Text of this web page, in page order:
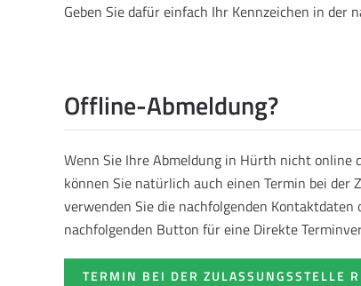
Geben Sie dafür einfach Ihr Kennzeichen in der
Offline-Abmeldung?
Wenn Sie Ihre Abmeldung in Hürth nicht online
können Sie natürlich auch einen Termin bei der
verwenden Sie die nachfolgenden Kontaktdaten
nachfolgenden Button für eine Direkte
TERMIN BEI DER ZULASSUNGSSTELLE